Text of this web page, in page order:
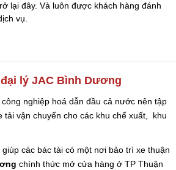
lại đây. Và luôn được khách hàng đánh
vụ.
lý JAC Bình Dương
công nghiệp hoá dẫn đầu cả nước nên tập
tải vận chuyển cho các khu chế xuất, khu
các bác tài có một nơi bảo trì xe thuận
chính thức mở cửa hàng ở TP Thuận